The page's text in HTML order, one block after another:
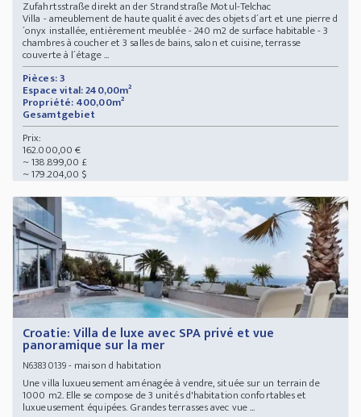
Zufahrtsstraße direkt an der Strandstraße Motul-Telchac
Villa - ameublement de haute qualité avec des objets d´art et une pierre d
´onyx installée, entièrement meublée - 240 m2 de surface habitable - 3
chambres à coucher et 3 salles de bains, salon et cuisine, terrasse
couverte à l´étage ...
Pièces: 3
Espace vital: 240,00m²
Propriété: 400,00m²
Gesamtgebiet
Prix:
162.000,00 €
~ 138.899,00 £
~ 179.204,00 $
Croatie: Villa de luxe avec SPA privé et vue
panoramique sur la mer
N63830139- maison d habitation
Une villa luxueusement aménagée à vendre, située sur un terrain de
1000 m2. Elle se compose de 3 unités d'habitation confortables et
luxueusement équipées. Grandes terrasses avec vue ...